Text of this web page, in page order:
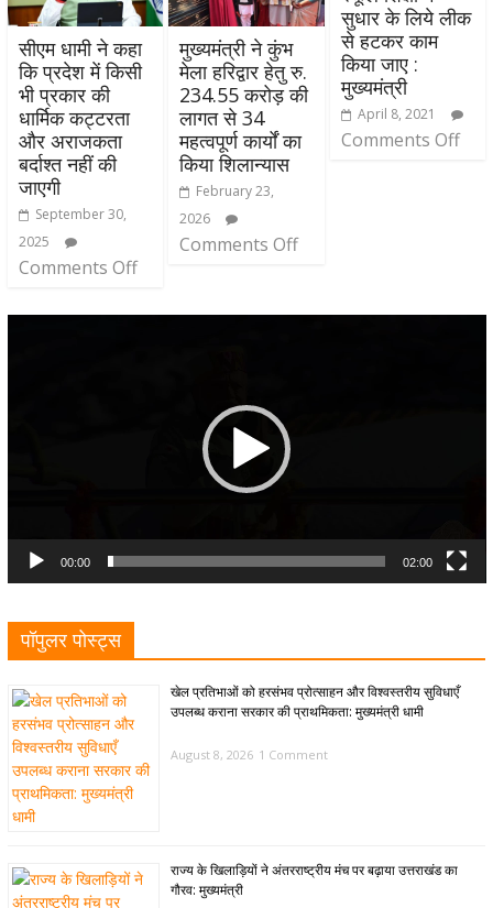
सीएम धामी ने कहा
कि प्रदेश में किसी
भी प्रकार की
धार्मिक कट्टरता
और अराजकता
बर्दाश्त नहीं की
जाएगी
September 30,
2025
Comments Off
मुख्यमंत्री ने कुंभ
मेला हरिद्वार हेतु रु.
234.55 करोड़ की
लागत से 34
महत्वपूर्ण कार्यों का
किया शिलान्यास
February 23,
2026
Comments Off
सुधार के लिये लीक
से हटकर काम
किया जाए :
मुख्यमंत्री
April 8, 2021
Comments Off
00:00 02:00
पॉपुलर पोस्ट्स
खेल प्रतिभाओं को हरसंभव प्रोत्साहन और विश्वस्तरीय सुविधाएँ
उपलब्ध कराना सरकार की प्राथमिकता: मुख्यमंत्री धामी
August 8, 2026 1 Comment
राज्य के खिलाड़ियों ने अंतरराष्ट्रीय मंच पर बढ़ाया उत्तराखंड का
गौरव: मुख्यमंत्री